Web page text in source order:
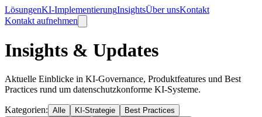
LösungenKI-ImplementierungInsightsÜber unsKontakt
Kontakt aufnehmen
Insights & Updates
Aktuelle Einblicke in KI-Governance, Produktfeatures und Best
Practices rund um datenschutzkonforme KI-Systeme.
Kategorien: Alle KI-Strategie
Best Practices